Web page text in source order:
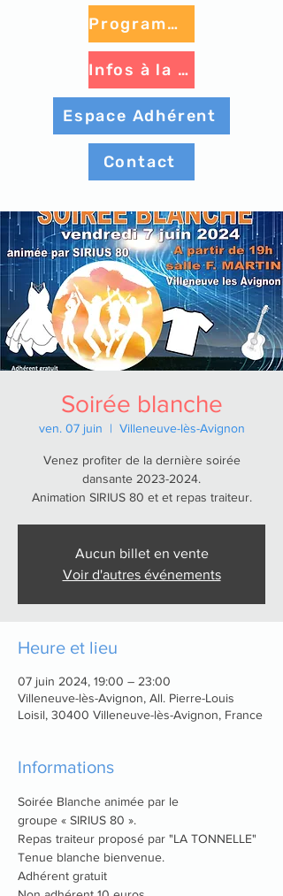
Contact
Espace Adhérent
Infos à la une
Programme à venir
Soirée blanche
ven. 07 juin
  |
Villeneuve-lès-Avignon
Venez profiter de la dernière soirée
dansante 2023-2024.
Animation SIRIUS 80 et et repas traiteur.
Aucun billet en vente
Voir d'autres événements
Heure et lieu
07 juin 2024, 19:00 – 23:00
Villeneuve-lès-Avignon, All. Pierre-Louis
Loisil, 30400 Villeneuve-lès-Avignon, France
Informations
Soirée Blanche animée par le
groupe « SIRIUS 80 ».
Repas traiteur proposé par "LA TONNELLE"
Tenue blanche bienvenue.
Adhérent gratuit